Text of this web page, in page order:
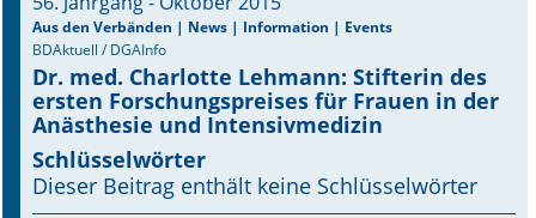
Suche
Aktuelle Ausgabe
Leitlinien
Archiv
Aus den Verbänden | News | Information | Events
BDAktuell / DGAInfo
Dr. med. Charlotte Lehmann: Stifterin des
ersten Forschungs­preises für Frauen in der
Anästhesie und Intensivmedizin
Schlüsselwörter
Dieser Beitrag enthält keine Schlüsselwörter